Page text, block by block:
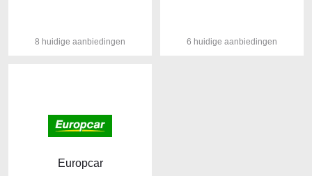
8 huidige aanbiedingen 6 huidige aanbiedingen
Europcar